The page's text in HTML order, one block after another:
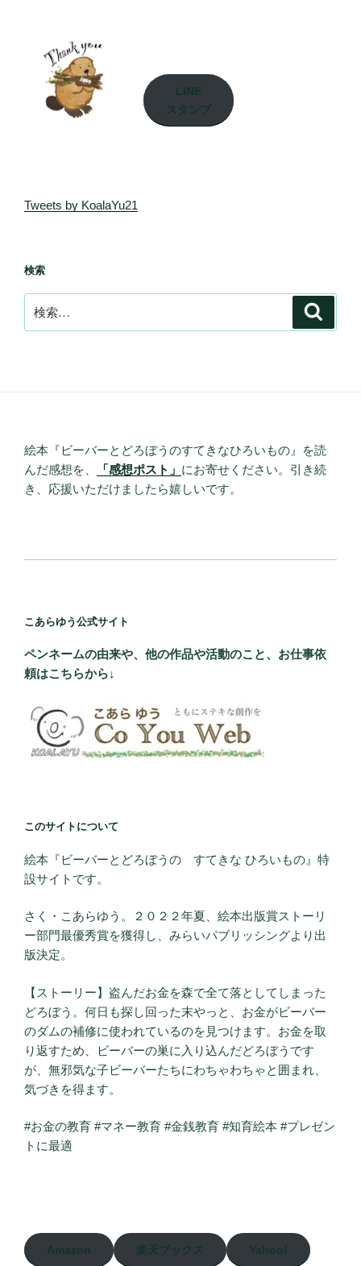
LINE
スタンプ
Tweets by KoalaYu21
検索
索:
絵本『ビーバーとどろぼうのすてきなひろいもの』を読
んだ感想を、
「感想ポスト」 にお寄せください。引き続
き、応援いただけましたら嬉しいです。
こあらゆう公式サイト
ペンネームの由来や、他の作品や活動のこと、お仕事依
頼はこちらから↓
このサイトについて
絵本『ビーバーとどろぼうの すてきな ひろいもの』特
設サイトです。
さく・こあらゆう。２０２２年夏、絵本出版賞ストーリ
ー部門最優秀賞を獲得し、みらいパブリッシングより出
版決定。
【ストーリー】盗んだお金を森で全て落としてしまった
どろぼう。何日も探し回った末やっと、お金がビーバー
のダムの補修に使われているのを見つけます。お金を取
り返すため、ビーバーの巣に入り込んだどろぼうです
が、無邪気な子ビーバーたちにわちゃわちゃと囲まれ、
気づきを得ます。
#お金の教育 #マネー教育 #金銭教育 #知育絵本 #プレゼン
トに最適
Amazon 楽天ブックス Yahoo!